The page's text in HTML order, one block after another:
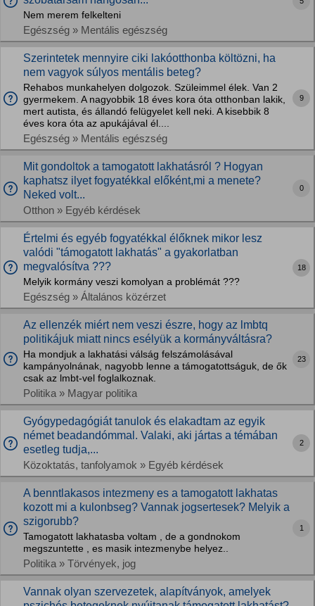
Nem merem felkelteni
Egészség » Mentális egészség
Szerintetek mennyire ciki lakóotthonba költözni, ha
nem vagyok súlyos mentális beteg?
Rehabos munkahelyen dolgozok. Szüleimmel élek. Van 2
gyermekem. A nagyobbik 18 éves kora óta otthonban lakik,
mert autista, és állandó felügyelet kell neki. A kisebbik 8
éves kora óta az apukájával él....
Egészség » Mentális egészség
9
Mit gondoltok a tamogatott lakhatásról ? Hogyan
kaphatsz ilyet fogyatékkal előként,mi a menete?
Neked volt...
Otthon » Egyéb kérdések
0
Értelmi és egyéb fogyatékkal élőknek mikor lesz
valódi "támogatott lakhatás" a gyakorlatban
megvalósítva ???
Melyik kormány veszi komolyan a problémát ???
Egészség » Általános közérzet
18
Az ellenzék miért nem veszi észre, hogy az lmbtq
politikájuk miatt nincs esélyük a kormányváltásra?
Ha mondjuk a lakhatási válság felszámolásával
kampányolnának, nagyobb lenne a támogatottságuk, de ők
csak az lmbt-vel foglalkoznak.
Politika » Magyar politika
23
Gyógypedagógiát tanulok és elakadtam az egyik
német beadandómmal. Valaki, aki jártas a témában
esetleg tudja,...
Közoktatás, tanfolyamok » Egyéb kérdések
2
A benntlakasos intezmeny es a tamogatott lakhatas
kozott mi a kulonbseg? Vannak jogsertesek? Melyik a
szigorubb?
Tamogatott lakhatasba voltam , de a gondnokom
megszuntette , es masik intezmenybe helyez..
Politika » Törvények, jog
1
Vannak olyan szervezetek, alapítványok, amelyek